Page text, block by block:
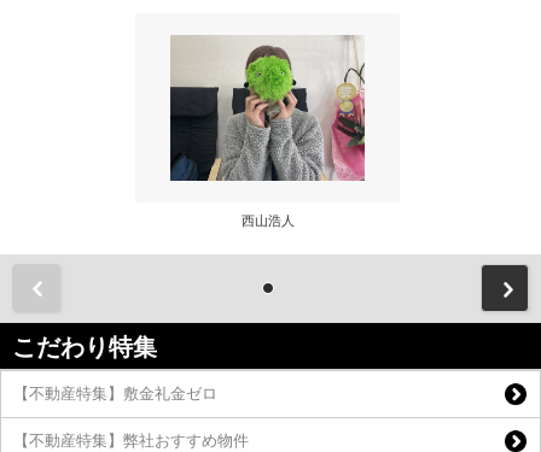
西山浩人
こだわり特集
【不動産特集】敷金礼金ゼロ
【不動産特集】弊社おすすめ物件